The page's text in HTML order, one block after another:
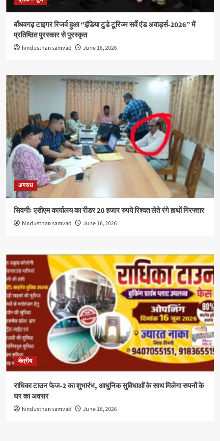
बाँधवगढ़ टाइगर रिजर्व हुआ “इंडिया टुडे टूरिज्म सर्वे एंड अवार्ड्स-2026” में
प्रतिष्ठित पुरस्कार से पुरस्कृत
hindusthan samvad June 16, 2026
अपराध
सिवनीः एडीएम कार्यालय का रीडर 20 हजार रुपये रिश्वत लेते रंगे हाथों गिरफ्तार
hindusthan samvad June 16, 2026
क्षेत्रीय
राधिका टाउन फेज-2 का शुभारंभ, आधुनिक सुविधाओं के साथ मिलेगा सपनों के
घर का अवसर
hindusthan samvad June 16, 2026